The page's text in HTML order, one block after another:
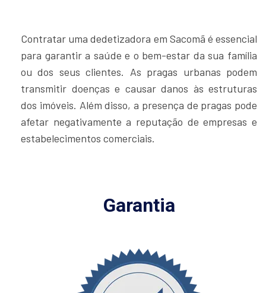
Contratar uma dedetizadora em Sacomã é essencial
para garantir a saúde e o bem-estar da sua família
ou dos seus clientes. As pragas urbanas podem
transmitir doenças e causar danos às estruturas
dos imóveis. Além disso, a presença de pragas pode
afetar negativamente a reputação de empresas e
estabelecimentos comerciais.
Garantia